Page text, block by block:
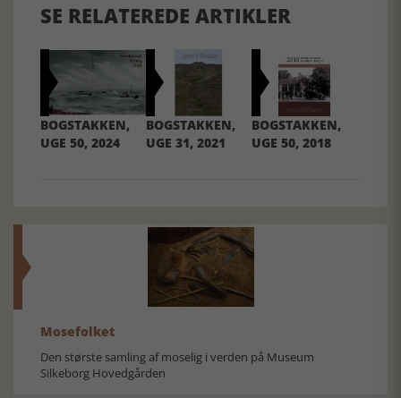
SE RELATEREDE ARTIKLER
BOGSTAKKEN,
UGE 50, 2024
BOGSTAKKEN,
UGE 31, 2021
BOGSTAKKEN,
UGE 50, 2018
Mosefolket
Den største samling af moselig i verden på Museum
Silkeborg Hovedgården